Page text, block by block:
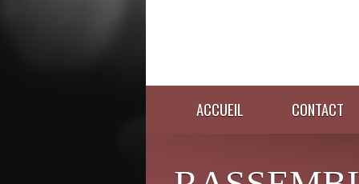
ACCUEIL CONTACT